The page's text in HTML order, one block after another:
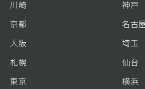
川崎
神戸
京都
名古
大阪
埼玉
札幌
仙台
東京
横浜